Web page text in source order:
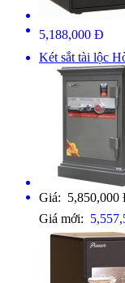
5,188,000 Đ
Két sắt tài lộc
Giá: 5,850,000
Giá mới: